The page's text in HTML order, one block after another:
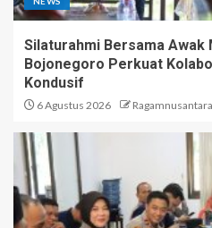
Silaturahmi Bersama Awak
Bojonegoro Perkuat
Kondusif
6 Agustus 2026